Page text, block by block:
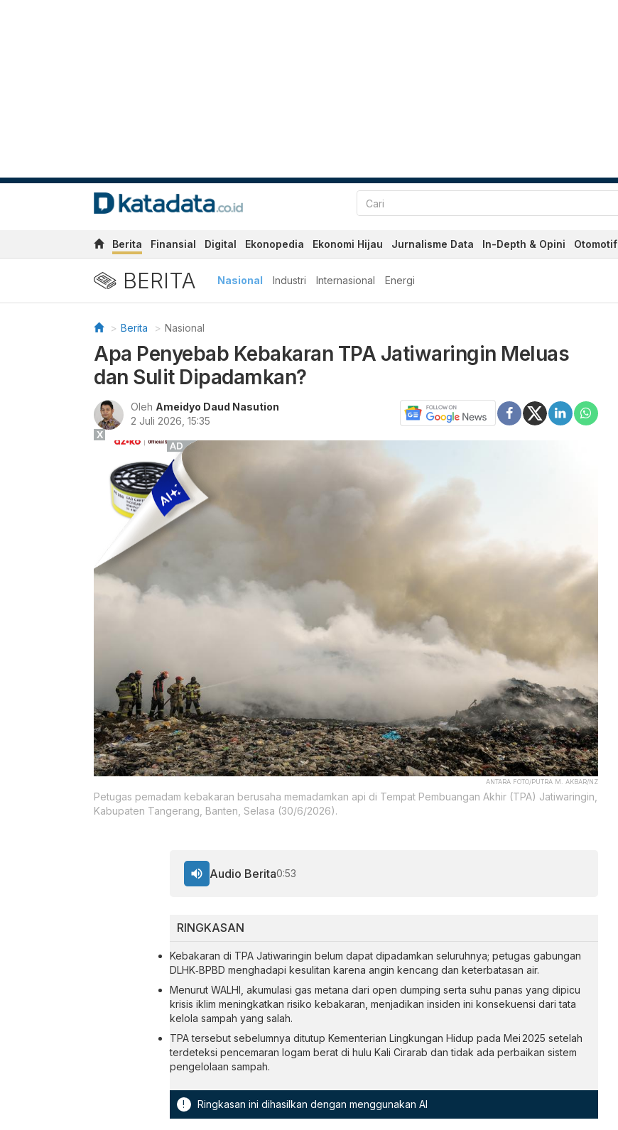
Berita Finansial Digital Ekonopedia Ekonomi Hijau Jurnalisme Data In-Depth & Opini Otomotif
BERITA Nasional Industri Internasional Energi
Berita Nasional
Apa Penyebab Kebakaran TPA Jatiwaringin Meluas
dan Sulit Dipadamkan?
Oleh Ameidyo Daud Nasution
2 Juli 2026, 15:35
ANTARA FOTO/PUTRA M. AKBAR/NZ
Petugas pemadam kebakaran berusaha memadamkan api di Tempat Pembuangan Akhir (TPA) Jatiwaringin,
Kabupaten Tangerang, Banten, Selasa (30/6/2026).
RINGKASAN
Kebakaran di TPA Jatiwaringin belum dapat dipadamkan seluruhnya; petugas gabungan
DLHK‑BPBD menghadapi kesulitan karena angin kencang dan keterbatasan air.
Menurut WALHI, akumulasi gas metana dari open dumping serta suhu panas yang dipicu
krisis iklim meningkatkan risiko kebakaran, menjadikan insiden ini konsekuensi dari tata
kelola sampah yang salah.
TPA tersebut sebelumnya ditutup Kementerian Lingkungan Hidup pada Mei 2025 setelah
terdeteksi pencemaran logam berat di hulu Kali Cirarab dan tidak ada perbaikan sistem
pengelolaan sampah.
! Ringkasan ini dihasilkan dengan menggunakan AI
Audio Berita0:53
X